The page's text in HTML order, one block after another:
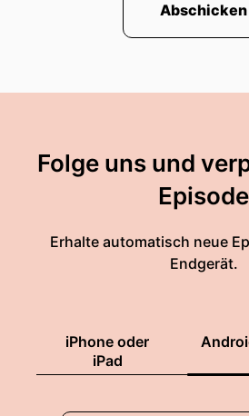
Abschicken
Folge uns und
Episode
Erhalte automatisch neue
Endgerät.
iPhone oder
iPad